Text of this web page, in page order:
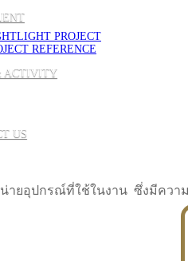
PROJECT
REFERENCE
ACTIVITY
US
ายอุปกรณ์ที่ใช้ในงาน ซึ่งมีควา